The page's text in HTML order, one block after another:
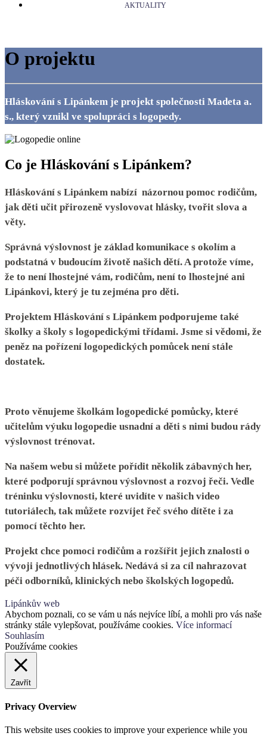
AKTUALITY
O projektu
Hláskování s Lipánkem je projekt společnosti Madeta a.
s., který vznikl ve spolupráci s logopedy.
Co je Hláskování s Lipánkem?
Hláskování s Lipánkem nabízí názornou pomoc rodičům,
jak děti učit přirozeně vyslovovat hlásky, tvořit slova a
věty.
Správná výslovnost je základ komunikace s okolím a
podstatná v budoucím životě našich dětí. A protože víme,
že to není lhostejné vám, rodičům, není to lhostejné ani
Lipánkovi, který je tu zejména pro děti.
Projektem Hláskování s Lipánkem podporujeme také
školky a školy s logopedickými třídami. Jsme si vědomi, že
peněz na pořízení logopedických pomůcek není stále
dostatek.
Proto věnujeme školkám logopedické pomůcky, které
učitelům výuku logopedie usnadní a děti s nimi budou rády
výslovnost trénovat.
Na našem webu si můžete pořídit několik zábavných her,
které podporují správnou výslovnost a rozvoj řeči. Vedle
tréninku výslovnosti, které uvidíte v našich video
tutoriálech, tak můžete rozvíjet řeč svého dítěte i za
pomocí těchto her.
Projekt chce pomoci rodičům a rozšířit jejich znalosti o
vývoji jednotlivých hlásek. Nedává si za cíl nahrazovat
péči odborníků, klinických nebo školských logopedů.
Lipánkův web
Abychom poznali, co se vám u nás nejvíce líbí, a mohli pro vás naše
stránky stále vylepšovat, používáme cookies. Více informací
Souhlasím
Používáme cookies
Zavřít
Privacy Overview
This website uses cookies to improve your experience while you